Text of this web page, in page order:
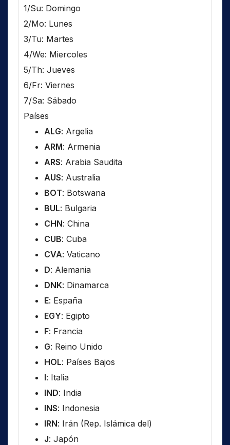
1/Su: Domingo
2/Mo: Lunes
3/Tu: Martes
4/We: Miercoles
5/Th: Jueves
6/Fr: Viernes
7/Sa: Sábado
Países
ALG: Argelia
ARM: Armenia
ARS: Arabia Saudita
AUS: Australia
BOT: Botswana
BUL: Bulgaria
CHN: China
CUB: Cuba
CVA: Vaticano
D: Alemania
DNK: Dinamarca
E: España
EGY: Egipto
F: Francia
G: Reino Unido
HOL: Países Bajos
I: Italia
IND: India
INS: Indonesia
IRN: Irán (Rep. Islámica del)
J: Japón